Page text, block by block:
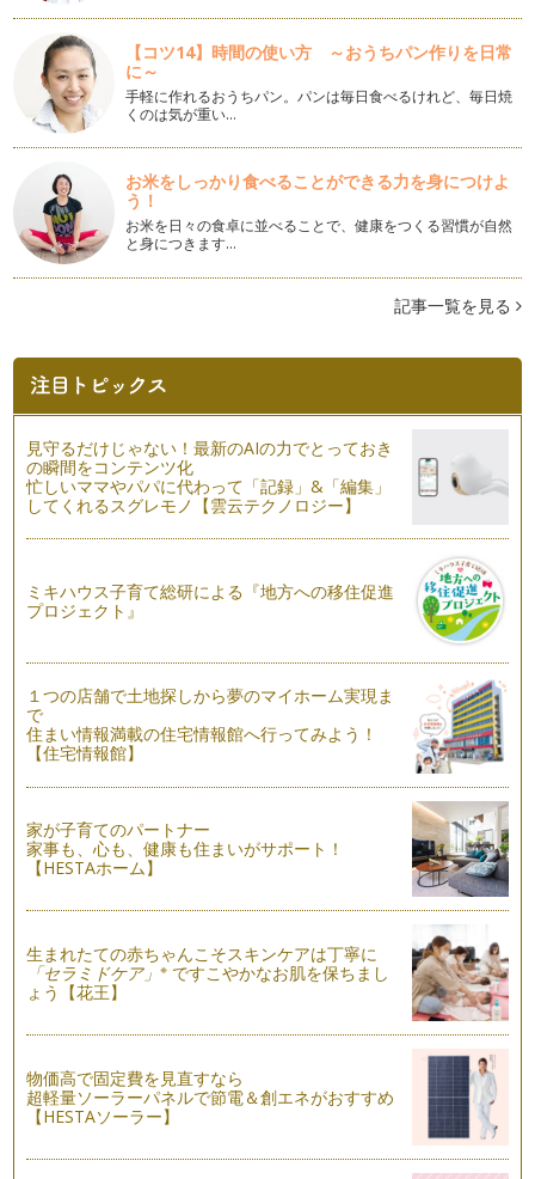
離婚を考える前にやってみよう⑤「自分の感情との上手な付き
合い方」
つい感情的になってしまう、感情が抑えられない、などと感情
は自然とわき起こり自分ではコントロ…
離婚を考える前にやってみよう④「言葉の使い方を工夫しよう
～お願い口調と意見言葉への変換が生み出すコミュニケーショ
ン力～」
言葉は伝える手段である共に、取り扱いによっては人を勇気づ
けることも傷つけることもできます。…
離婚を考える前にやってみよう③～聴き上手になろう（実践
編）
よりよいコミュニケーションのためには話すことと同じくら
離婚を考える前にやってみよう②～聴き上手になろう（概要
編）
よりよいコミュニケーションのためには話すことと同じくら
い、場合によってはそれ以上に「聴くこ…
離婚を考える前にやってみよう①「色々なものの見方・考え方
の存在を認めよう」
もしも離婚が頭によぎったら!?～ママの心の持ち方について
もしも離婚が頭によぎり、万が一、離婚となった時に子どもに
もしも離婚が頭によぎったら!?～離婚が及ぼす子どもへの負担
⑥「ママとの時間の欠乏と寂しさ」
もしも離婚となった時に子どもにかかる負担はどのくらいある
のでしょうか。今回は離婚後に母子家…
もしも離婚が頭によぎったら!?～離婚が及ぼす子どもへの負担
⑤「周囲からの言動のダメージ」
もしも離婚となった時に子どもにかかる負担はどのくらいある
のでしょうか。今回は子どもを取り巻…
もしも離婚が頭によぎったら!?～離婚が及ぼす子どもへの負担
④「パパに会えない、会いたいと言えない心のダメージ」
もしも離婚となった時に子どもにかかる負担はどのくらいある
のでしょうか。今回は離婚…
もしも離婚が頭によぎったら!?～離婚が及ぼす子どもへの負担
母子家庭のママの就業状況を見てみると、「正規の職員・従
業員」が44.…
もしも離婚が頭によぎったら!?～離婚が及ぼす子どもへの負担
【コツ14】時間の使い方 ～おうちパン作りを日常
に～
手軽に作れるおうちパン。パンは毎日食べるけれど、毎日焼
くのは気が重い…
お米をしっかり食べることができる力を身につけよ
う！
お米を日々の食卓に並べることで、健康をつくる習慣が自然
と身につきます…
記事一覧を見る
見守るだけじゃない！最新のAIの力でとっておき
の瞬間をコンテンツ化
忙しいママやパパに代わって「記録」&「編集」
してくれるスグレモノ【雲云テクノロジー】
ミキハウス子育て総研による『地方への移住促進
プロジェクト』
１つの店舗で土地探しから夢のマイホーム実現ま
で
住まい情報満載の住宅情報館へ行ってみよう！
【住宅情報館】
家が子育てのパートナー
家事も、心も、健康も住まいがサポート！
【HESTAホーム】
生まれたての赤ちゃんこそスキンケアは丁寧に
「セラミドケア」※ ですこやかなお肌を保ちまし
ょう【花王】
物価高で固定費を見直すなら
超軽量ソーラーパネルで節電＆創エネがおすすめ
【HESTAソーラー】